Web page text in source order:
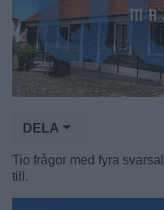
DELA
Tio frågor med fyra
till.